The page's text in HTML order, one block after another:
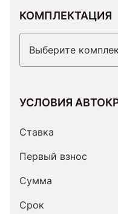
КОМПЛЕКТАЦИЯ
Выберите
УСЛОВИЯ
Ставка
Первый взнос
Сумма
Срок